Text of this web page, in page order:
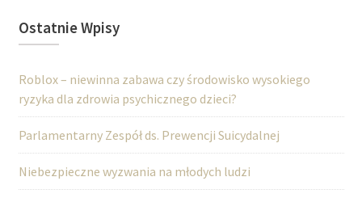
Ostatnie Wpisy
Roblox – niewinna zabawa czy środowisko wysokiego
ryzyka dla zdrowia psychicznego dzieci?
Parlamentarny Zespół ds. Prewencji Suicydalnej
Niebezpieczne wyzwania na młodych ludzi